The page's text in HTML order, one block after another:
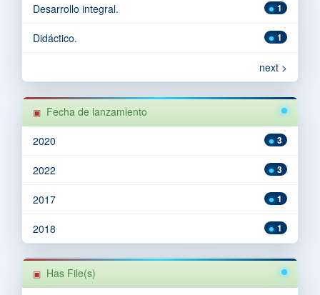
1
Desarrollo integral.
1
Didáctico.
next >
Fecha de lanzamiento
3
2020
3
2022
1
2017
1
2018
Has File(s)